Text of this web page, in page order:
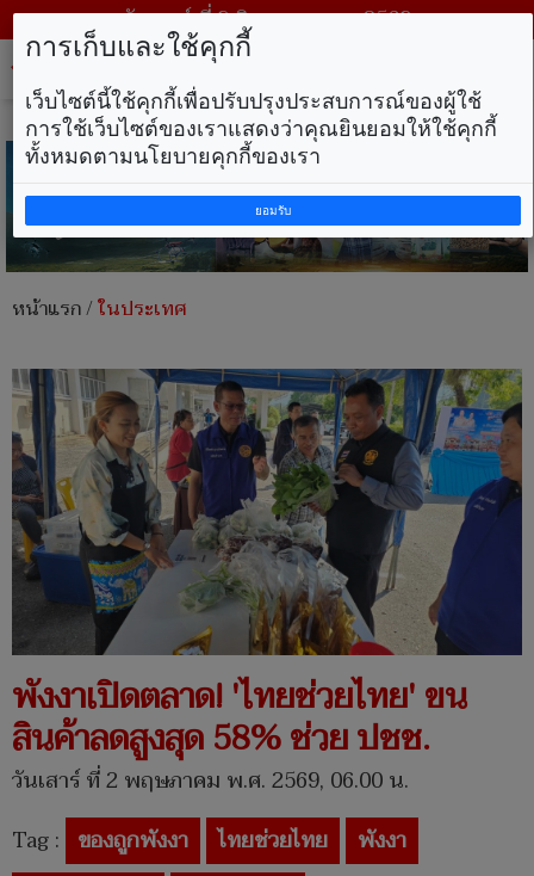
วันเสาร์ ที่ 8 สิงหาคม พ.ศ. 2569
หน้าแรก/ในประเทศ
พังงาเปิดตลาด! 'ไทยช่วยไทย' ขน
สินค้าลดสูงสุด 58% ช่วย ปชช.
วันเสาร์ ที่ 2 พฤษภาคม พ.ศ. 2569, 06.00 น.
Tag : ของถูกพังงา ไทยช่วยไทย
พังงา
การเก็บและใช้คุกกี้
เว็บไซต์นี้ใช้คุกกี้เพื่อปรับปรุงประสบการณ์ของผู้ใช้
การใช้เว็บไซต์ของเราแสดงว่าคุณยินยอมให้ใช้คุกกี้
ทั้งหมดตามนโยบายคุกกี้ของเรา
ยอมรับ